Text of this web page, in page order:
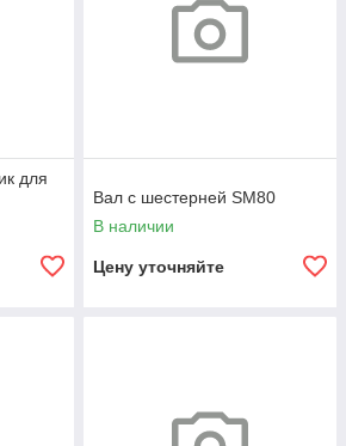
для
Вал с шестерней SM80
В наличии
Цену уточняйте